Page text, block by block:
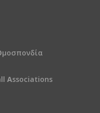
μοσπονδία
Associations